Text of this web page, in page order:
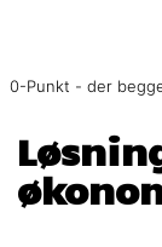
0-Punkt - der